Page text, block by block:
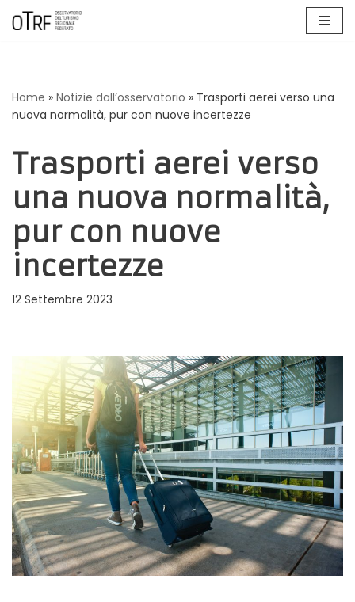
Home » Notizie dall’osservatorio » Trasporti aerei verso una
nuova normalità, pur con nuove incertezze
Trasporti aerei verso
una nuova normalità,
pur con nuove
incertezze
12 Settembre 2023